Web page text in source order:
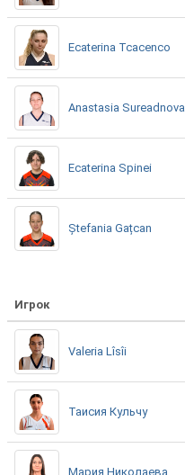
Ecaterina Tcacenco
Anastasia Sureadnova
Ecaterina Spinei
Ștefania Gațcan
Игрок
Valeria Lîsîi
Таисия Кульчу
Мария Николаева